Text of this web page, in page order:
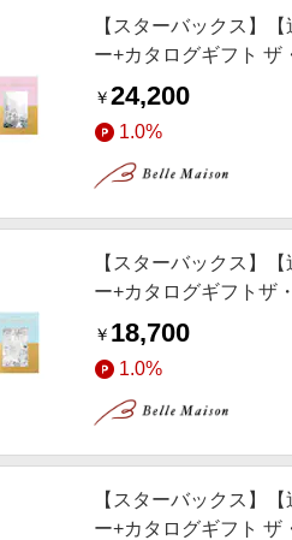
【スターバックス】
ー+カタログギフト ザ
￥24,200
1.0%
【スターバックス】
ー+カタログギフトザ
￥ 18,700
1.0%
【スターバックス】
ー+カタログギフト ザ